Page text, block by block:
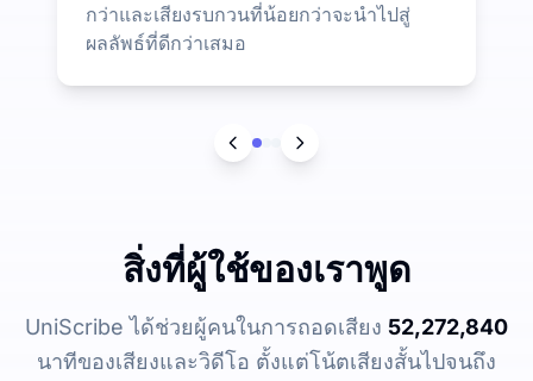
กว่าและเสียงรบกวนที่น้อยกว่าจะนำไปสู่
ผลลัพธ์ที่ดีกว่าเสมอ
สิ่งที่ผู้ใช้ของเราพูด
UniScribe ได้ช่วยผู้คนในการถอดเสียง 52,272,840
นาทีของเสียงและวิดีโอ ตั้งแต่โน้ตเสียงสั้นไปจนถึง